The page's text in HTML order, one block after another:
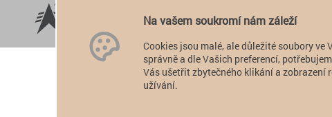
Na vašem soukromí nám záleží
Cookies jsou malé, ale důležité soubory ve
správně a dle Vašich preferencí,
Vás ušetřit zbytečného klikání a zobrazení
užívání.